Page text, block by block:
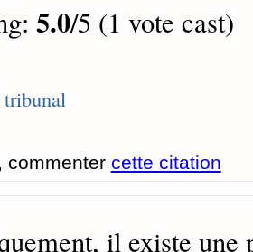
5.0/5 (1 vote cast)
tribunal
commenter cette citation
il existe une